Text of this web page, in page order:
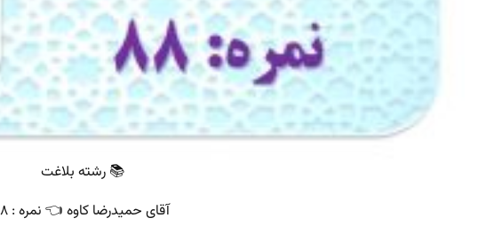
📚 رشته بلاغت
آقای حمیدرضا کاوه 👈 نمره : ۸۸